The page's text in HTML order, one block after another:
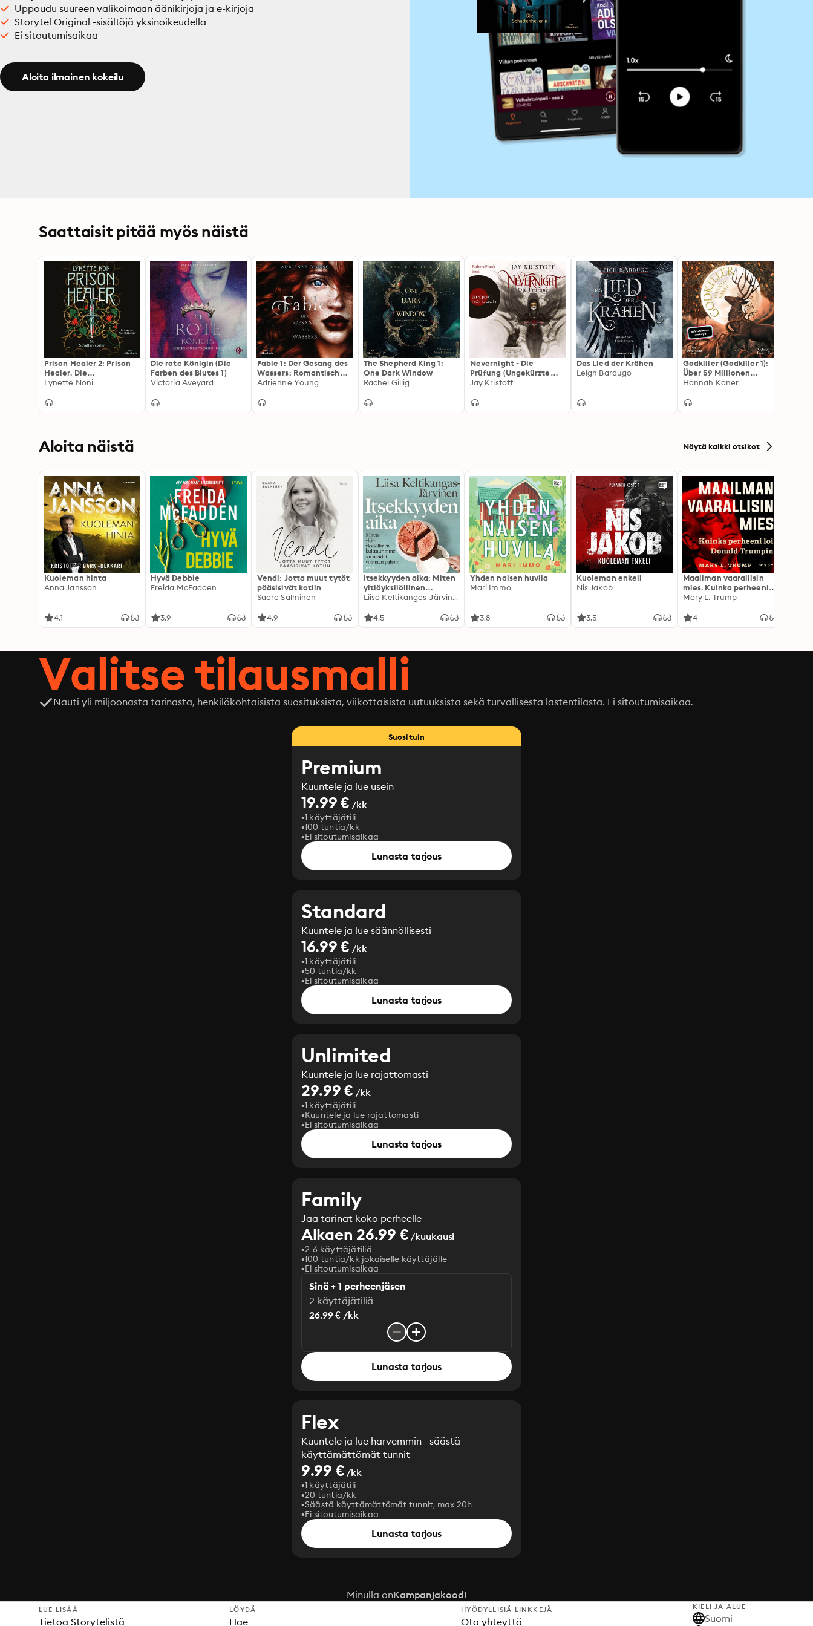
Uppoudu suureen valikoimaan äänikirjoja ja e-kirjoja
Storytel Original -sisältöjä yksinoikeudella
Ei sitoutumisaikaa
Aloita ilmainen kokeilu
Saattaisit pitää myös näistä
Prison Healer 2: Prison
Healer. Die
Schattenrebellin
Lynette Noni
Die rote Königin (Die
Farben des Blutes 1)
Victoria Aveyard
Fable 1: Der Gesang des
Wassers: Romantisch
und aufregend: Die
Deutsch!
Adrienne Young
The Shepherd King 1:
One Dark Window
Rachel Gillig
Nevernight - Die
Prüfung (Ungekürzte
Lesung)
Jay Kristoff
Das Lied der Krähen
Leigh Bardugo
Godkiller (Godkiller 1):
Über 59 Millionen
Aufrufe bei TikTok!
Hannah Kaner
Aloita näistä Näytä kaikki otsikot
Kuoleman hinta
Anna Jansson
4.1
Hyvä Debbie
Freida McFadden
3.9
Vendi: Jotta muut tytöt
pääsisivät kotiin
Saara Salminen
4.9
Itsekkyyden aika: Miten
yltiöyksilöllinen
kulttuurimme sai
Liisa Keltikangas-Järvinen
4.5
Yhden naisen huvila
Mari Immo
3.8
Kuoleman enkeli
Nis Jakob
3.5
Maailman vaarallisin
mies. Kuinka perheeni
loi Donald Trumpin
Mary L. Trump
4
Valitse tilausmalli
Nauti yli miljoonasta tarinasta, henkilökohtaisista suosituksista, viikottaisista uutuuksista sekä turvallisesta lastentilasta. Ei sitoutumisaikaa.
Suosituin
Premium
Kuuntele ja lue usein
19.99 € /kk
1 käyttäjätili
100 tuntia/kk
Ei sitoutumisaikaa
Lunasta tarjous
Standard
Kuuntele ja lue säännöllisesti
16.99 € /kk
1 käyttäjätili
50 tuntia/kk
Ei sitoutumisaikaa
Lunasta tarjous
Unlimited
Kuuntele ja lue rajattomasti
29.99 € /kk
1 käyttäjätili
Kuuntele ja lue rajattomasti
Ei sitoutumisaikaa
Lunasta tarjous
Family
Jaa tarinat koko perheelle
Alkaen 26.99 €/kuukausi
2-6 käyttäjätiliä
100 tuntia/kk jokaiselle käyttäjälle
Ei sitoutumisaikaa
Sinä + 1 perheenjäsen
2 käyttäjätiliä
26.99 € /kk
Lunasta tarjous
Flex
Kuuntele ja lue harvemmin - säästä
käyttämättömät tunnit
9.99 €/kk
1 käyttäjätili
20 tuntia/kk
Säästä käyttämättömät tunnit, max 20h
Ei sitoutumisaikaa
Lunasta tarjous
Minulla onKampanjakoodi
LUE LISÄÄ
Tietoa Storytelistä
LÖYDÄ
Hae
HYÖDYLLISIÄ LINKKEJÄ
Ota yhteyttä
KIELI JA ALUE
Suomi